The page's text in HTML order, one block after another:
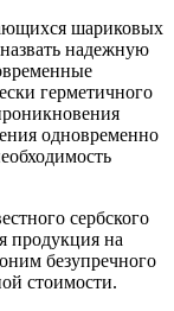
шариковых
надежную
герметичного
одновременно
сербского
продукция на
безупречного
стоимости.